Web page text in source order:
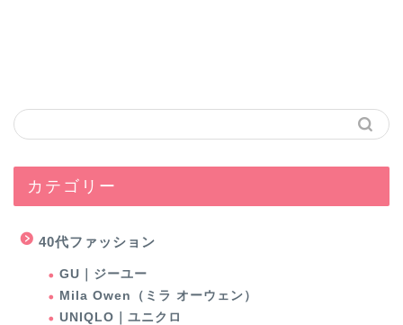
カテゴリー
40代ファッション
GU｜ジーユー
Mila Owen（ミラ オーウェン）
UNIQLO｜ユニクロ